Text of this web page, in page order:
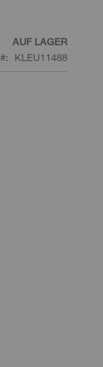
AUF LAGER
KLEU11488